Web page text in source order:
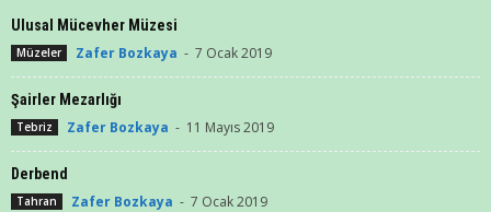
Ulusal Mücevher Müzesi
Müzeler Zafer Bozkaya - 7 Ocak 2019
Şairler Mezarlığı
Tebriz Zafer Bozkaya - 11 Mayıs 2019
Derbend
Tahran Zafer Bozkaya - 7 Ocak 2019